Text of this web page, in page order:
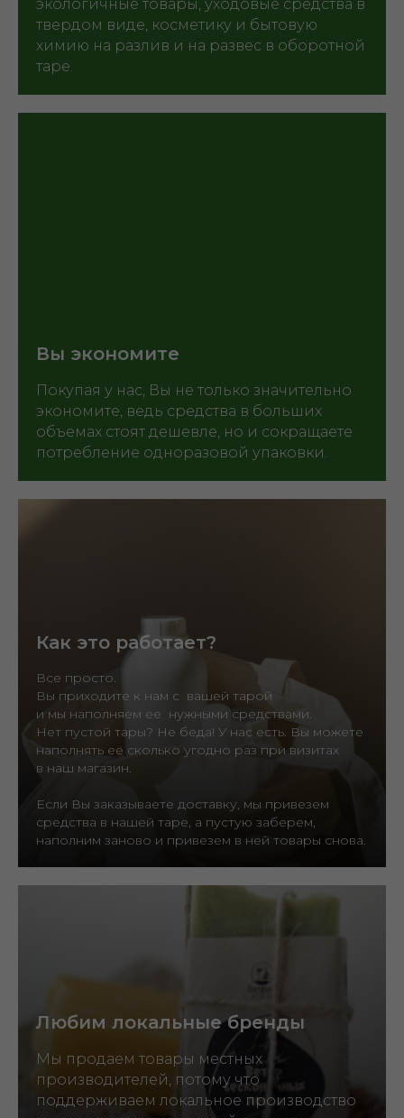
экологичные товары, уходовые средства в
твердом виде, косметику и бытовую
химию на разлив и на развес в оборотной
таре.
Вы экономите
Покупая у нас, Вы не только значительно
экономите, ведь средства в больших
объемах стоят дешевле, но и сокращаете
потребление одноразовой упаковки.
Как это работает?
Все просто.
Вы приходите к нам с вашей тарой
и мы наполняем ее нужными средствами.
Нет пустой тары? Не беда! У нас есть. Вы можете
наполнять ее сколько угодно раз при визитах
в наш магазин.
Если Вы заказываете доставку, мы привезем
средства в нашей таре, а пустую заберем,
наполним заново и привезем в ней товары снова.
Любим локальные бренды
Мы продаем товары местных
производителей, потому что
поддерживаем локальное производство